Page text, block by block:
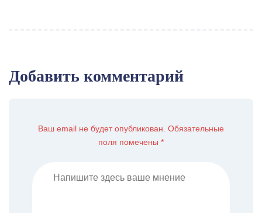
Добавить комментарий
Ваш email не будет опубликован. Обязательные
поля помечены *